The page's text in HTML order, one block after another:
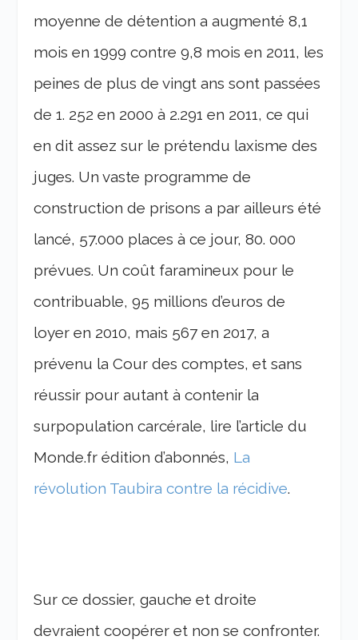
moyenne de détention a augmenté 8,1
mois en 1999 contre 9,8 mois en 2011, les
peines de plus de vingt ans sont passées
de 1. 252 en 2000 à 2.291 en 2011, ce qui
en dit assez sur le prétendu laxisme des
juges. Un vaste programme de
construction de prisons a par ailleurs été
lancé, 57.000 places à ce jour, 80. 000
prévues. Un coût faramineux pour le
contribuable, 95 millions d’euros de
loyer en 2010, mais 567 en 2017, a
prévenu la Cour des comptes, et sans
réussir pour autant à contenir la
surpopulation carcérale, lire l’article du
Monde.fr édition d’abonnés, La
révolution Taubira contre la récidive.
Sur ce dossier, gauche et droite
devraient coopérer et non se confronter.